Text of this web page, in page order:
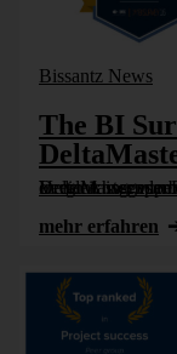
Bissantz News
The BI
In der Anwenderbefragung „The BI Survey 16“ hat DeltaMaster von
mehr erfahren